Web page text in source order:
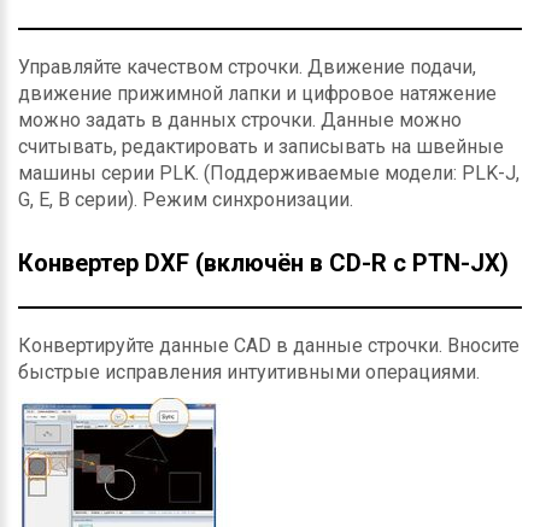
Управляйте качеством строчки. Движение подачи,
движение прижимной лапки и цифровое натяжение
можно задать в данных строчки. Данные можно
считывать, редактировать и записывать на швейные
машины серии PLK. (Поддерживаемые модели: PLK-J,
G, E, B серии). Режим синхронизации.
Конвертер DXF (включён в CD-R с PTN-JX)
Конвертируйте данные CAD в данные строчки. Вносите
быстрые исправления интуитивными операциями.